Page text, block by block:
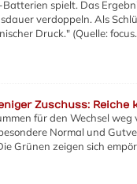
spielt. Das
verdoppeln. Als
Druck." (Quelle:
Zuschuss:
für den Wechsel
Normal und
Grünen zeigen sich